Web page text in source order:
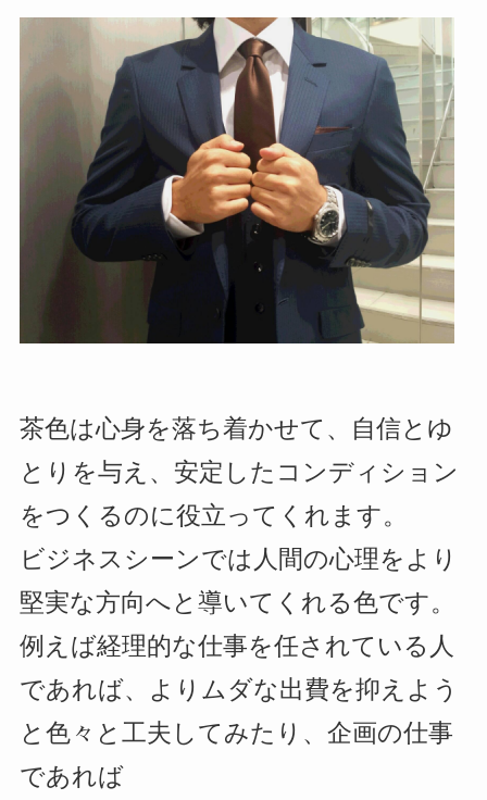
茶色は心身を落ち着かせて、自信とゆ
とりを与え、安定したコンディション
をつくるのに役立ってくれます。
ビジネスシーンでは人間の心理をより
堅実な方向へと導いてくれる色です。
例えば経理的な仕事を任されている人
であれば、よりムダな出費を抑えよう
と色々と工夫してみたり、企画の仕事
であれば